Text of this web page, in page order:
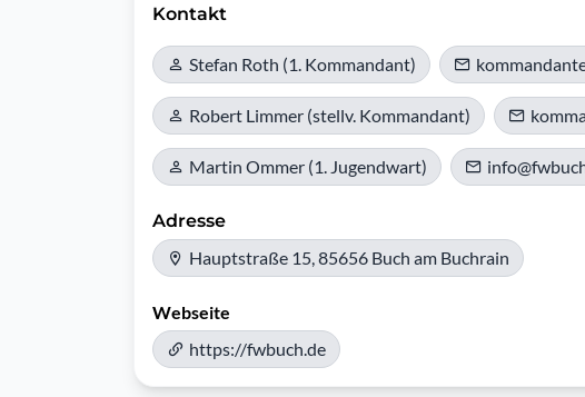
Kontakt
Stefan Roth (1. Kommandant)
Robert Limmer (stellv. Kommandant)
Martin Ommer (1. Jugendwart)
Adresse
Hauptstraße 15, 85656 Buch am Buchrain
Webseite
https://fwbuch.de